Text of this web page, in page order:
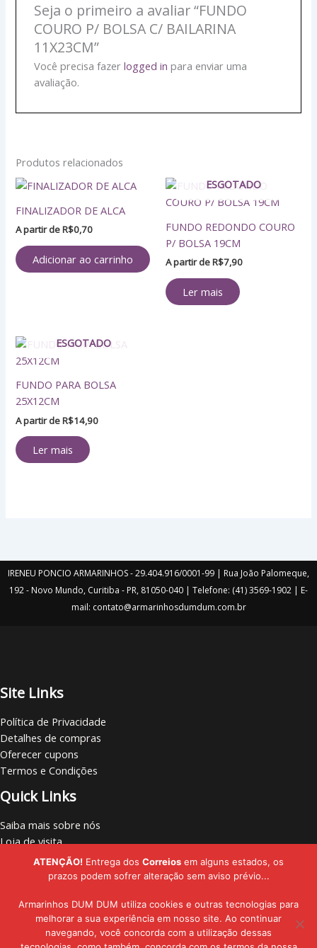
Seja o primeiro a avaliar “FUNDO
COURO P/ BOLSA C/ BAILARINA
11X23CM”
Você precisa fazer logged in para enviar uma
avaliação.
Produtos relacionados
FINALIZADOR DE ALCA
A partir deR$0,70
Adicionar ao carrinho
ESGOTADO
FUNDO REDONDO COURO
P/ BOLSA 19CM
A partir deR$7,90
Ler mais
ESGOTADO
FUNDO PARA BOLSA
25X12CM
A partir deR$14,90
Ler mais
IRENEU PONCIO ARMARINHOS - 29.404.916/0001-99 | Rua João Palomeque,
192 - Novo Mundo, Curitiba - PR, 81050-040 | Telefone: (41) 3569-1902 | E-
mail: contato@armarinhosdumdum.com.br
Site Links
Política de Privacidade
Detalhes de compras
Oferecer cupons
Termos e Condições
Quick Links
Saiba mais sobre nós
Loja de visita
Vamos nos conectar
Localize lojas
Copyright © - 2019 - 2026 | Armarinhos DUM DUM | Todos os Direitos
ATENÇÃO! Entrega dos Correios em alguns estados, os
prazos podem sofrer alteração sem aviso prévio...
Armarinhos DUM DUM utiliza cookies e outras tecnologias para
melhorar a sua experiência em nosso site. Ao continuar
navegando, você concorda com a utilização dessas